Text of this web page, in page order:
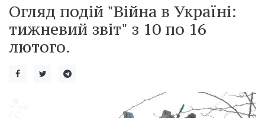
Огляд подій "Війна в Україні:
тижневий звіт" з 10 по 16
лютого.